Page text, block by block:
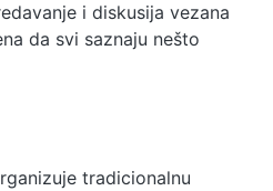
i diskusija vezana
da svi saznaju nešto
tradicionalnu